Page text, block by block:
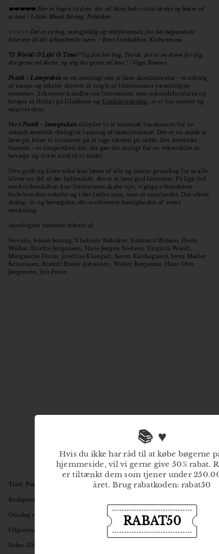
❤️❤️❤️❤️❤️ Her er bogen til dem, der vil blive bedre til at skrive og bedre til
at læse / Lilian Munk Rösing, Politiken.
⭐️⭐️⭐️⭐️⭐️ Det er en bog, mangfoldig og vidtfavnende, fra det højpandede
litterære til det selvoplevede nære. / Bent Stenbakken, Kulturen.nu.
"O World! O Life! O Time! "Og den her bog, Poetik, det er en drøm for dig,
der gerne vil skrive, og dig der gerne vil læse." / Vagn Remme
Poetik - Læsepraksis er en antologi om at læse skønlitteratur - et udvalg
af essays og tekster skrevet af nogle af litteraturens væsentligste
stemmer. Teksterne handler om litteraturen som erkendelsesform og
bruges så flittigt på Gladiator og Gladiatorskolen
, at vi har samlet og
udgivet dem.
Med Poetik - læsepraksis tilbyder vi et teoretisk fundament for en
såkaldt æstetisk-dialogisk læsning af skønlitteratur. Det er en måde at
læse på, hvor vi insisterer på at tage teksten på ordet. Det æstetiske -
formen - er simpelthen dét, der gør det muligt for en erkendelse at
bevæge sig fra ét sind til et andet.
Den gode og klare tekst kan læses af alle og danne grundlag for at alle
bliver en del af det fællesskab, det er at læse god litteratur. På lige fod
med videnskaben kan litteraturen skabe nye, vigtige erkendelser -
både hos den enkelte og i det fælles rum, som er samfundet. Det sikrer
dialog, ilt og bevægelse, det accelererer hastigheden af vores
tænkning.
Antologien rummer tekster af:
Novalis, Susan Sontag, Vladimir Nabokov, Edmund Wilson, Herta
Müller, Dorthe Jørgensen, Hans Jørgen Nielsen, Virginia Woolf,
Marguerite Duras, Josefine Klougart, Søren Kierkegaard, Sven Møller
Kristensen, Rudolf Broby-Johansen, Walter Benjamin, Hans Otto
Jørgensen, Jon Fosse.
Titel: Poetik - Læsepraksis
Redigeret af Hans Otto Jørgensen,
Omslag og sats af Julia Jayko Fossland
Udgivelsesdato: 22. november 2024
Sider: 350
📚 ♥
Hvis du ikke har råd til at købe bøgerne
hjemmeside, vil vi gerne give 50% rabat.
er tiltænkt dem som tjener under
året. Brug rabatkoden: rabat50
RABAT50